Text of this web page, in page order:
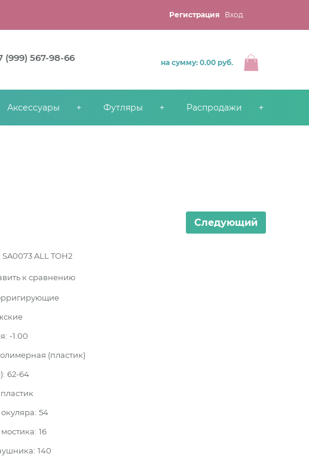
Регистрация Вход
(999) 567-98-66 на сумму: 0.00 руб.
Аксессуары Футляры Распродажи
Следующий
SA0073 ALL TOH2
к сравнению
-1.00
(пластик)
62-64
пластик
54
16
140